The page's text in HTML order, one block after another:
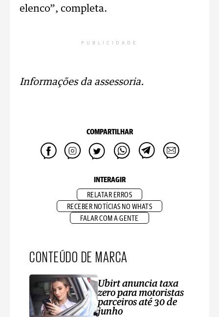
elenco”, completa.
PUBLICIDADE
Informações da assessoria.
COMPARTILHAR
INTERAGIR
RELATAR ERROS
RECEBER NOTÍCIAS NO WHATS
FALAR COM A GENTE
CONTEÚDO DE MARCA
Ubirt anuncia taxa
zero para motoristas
parceiros até 30 de
junho